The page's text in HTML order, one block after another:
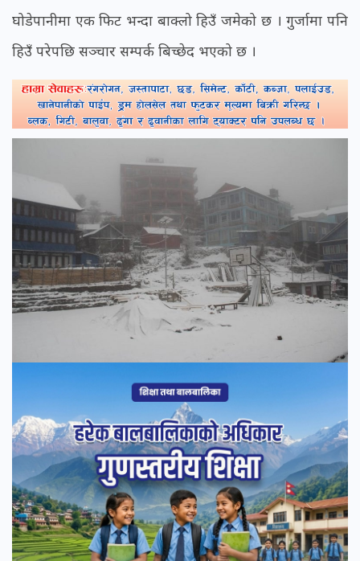
घोडेपानीमा एक फिट भन्दा बाक्लो हिउँ जमेको छ । गुर्जामा पनि
हिउँ परेपछि सञ्चार सम्पर्क बिच्छेद भएको छ ।